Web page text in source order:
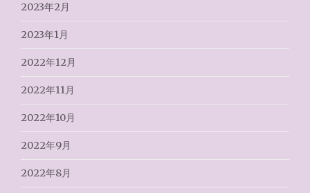
2023年2月
2023年1月
2022年12月
2022年11月
2022年10月
2022年9月
2022年8月